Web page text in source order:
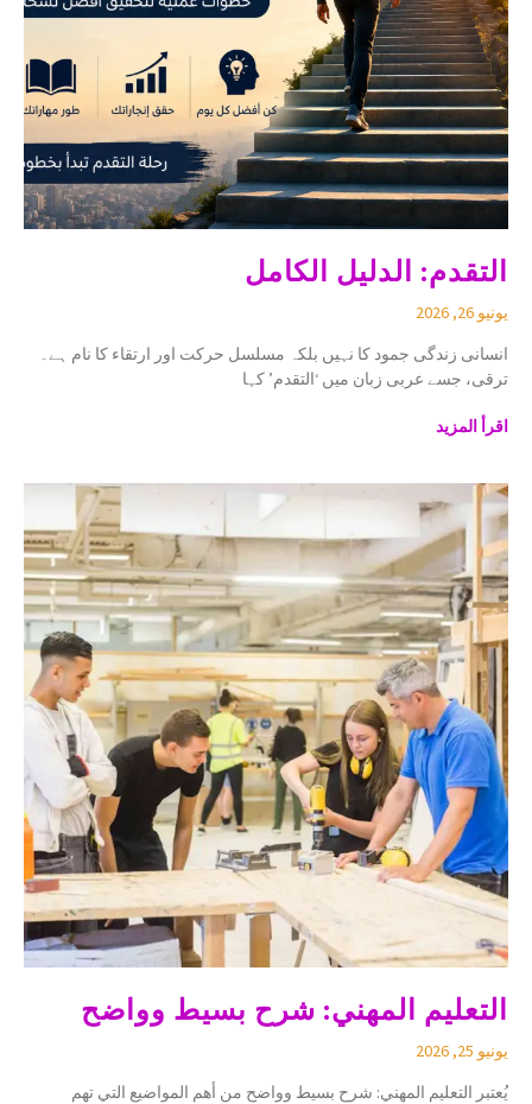
التقدم: الدليل الكامل
يونيو 26, 2026
انسانی زندگی جمود کا نہیں بلکہ مسلسل حرکت اور ارتقاء کا نام ہے۔
ترقی، جسے عربی زبان میں ‘التقدم’ کہا
اقرأ المزيد
التعليم المهني: شرح بسيط وواضح
يونيو 25, 2026
يُعتبر التعليم المهني: شرح بسيط وواضح من أهم المواضيع التي تهم